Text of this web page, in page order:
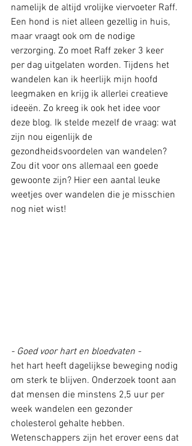
namelijk de altijd vrolijke viervoeter Raff.
Een hond is niet alleen gezellig in huis,
maar vraagt ook om de nodige
verzorging. Zo moet Raff zeker 3 keer
per dag uitgelaten worden. Tijdens het
wandelen kan ik heerlijk mijn hoofd
leegmaken en krijg ik allerlei creatieve
ideeën. Zo kreeg ik ook het idee voor
deze blog. Ik stelde mezelf de vraag: wat
zijn nou eigenlijk de
gezondheidsvoordelen van wandelen?
Zou dit voor ons allemaal een goede
gewoonte zijn? Hier een aantal leuke
weetjes over wandelen die je misschien
nog niet wist!
- Goed voor hart en bloedvaten -
het hart heeft dagelijkse beweging nodig
om sterk te blijven. Onderzoek toont aan
dat mensen die minstens 2,5 uur per
week wandelen een gezonder
cholesterol gehalte hebben.
Wetenschappers zijn het erover eens dat